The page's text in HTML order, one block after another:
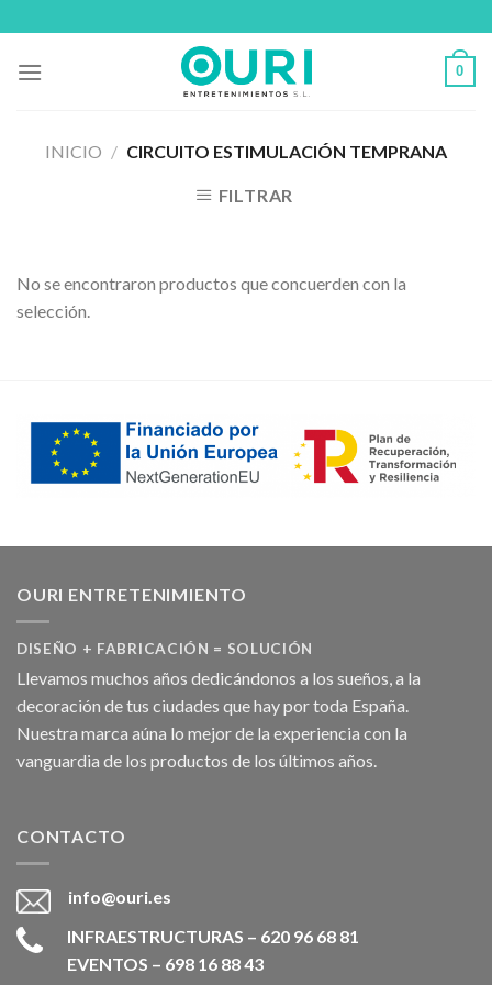
content
0
INICIO / CIRCUITO ESTIMULACIÓN TEMPRANA
FILTRAR
No se encontraron productos que concuerden con la
selección.
OURI ENTRETENIMIENTO
DISEÑO + FABRICACIÓN = SOLUCIÓN
Llevamos muchos años dedicándonos a los sueños, a la
decoración de tus ciudades que hay por toda España.
Nuestra marca aúna lo mejor de la experiencia con la
vanguardia de los productos de los últimos años.
CONTACTO
info@ouri.es
INFRAESTRUCTURAS – 620 96 68 81
EVENTOS – 698 16 88 43